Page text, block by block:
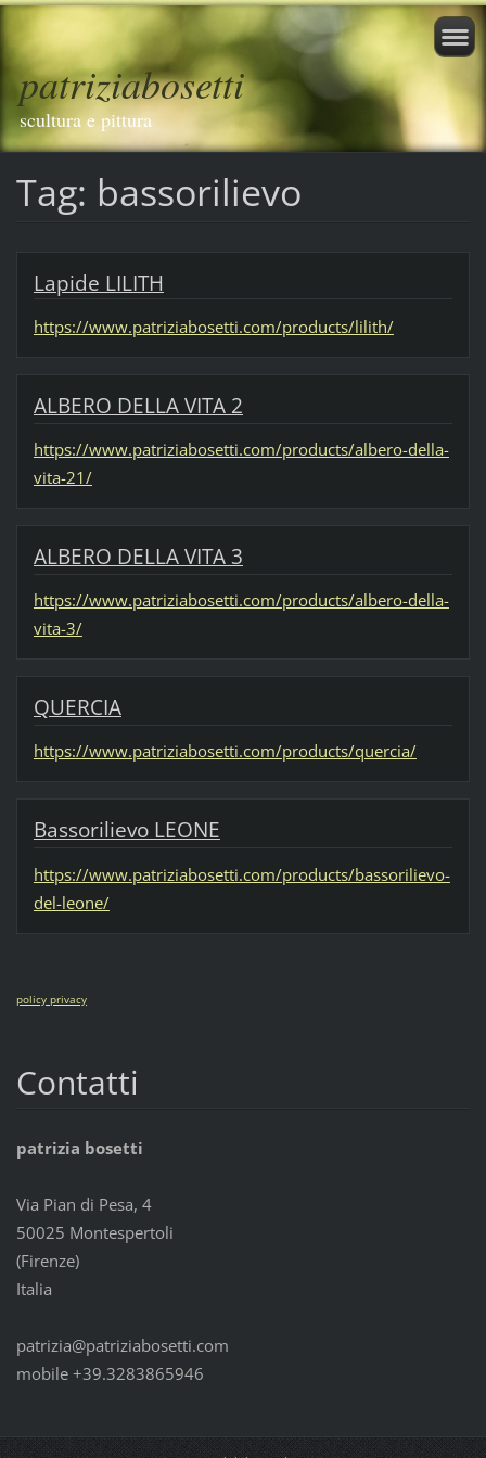
patriziabosetti
scultura e pittura
Tag: bassorilievo
Lapide LILITH
https://www.patriziabosetti.com/products/lilith/
ALBERO DELLA VITA 2
https://www.patriziabosetti.com/products/albero-della-
vita-21/
ALBERO DELLA VITA 3
https://www.patriziabosetti.com/products/albero-della-
vita-3/
QUERCIA
https://www.patriziabosetti.com/products/quercia/
Bassorilievo LEONE
https://www.patriziabosetti.com/products/bassorilievo-
del-leone/
policy privacy
Contatti
patrizia bosetti
Via Pian di Pesa, 4
50025 Montespertoli
(Firenze)
Italia
patrizia@patriziabosetti.com
mobile +39.3283865946